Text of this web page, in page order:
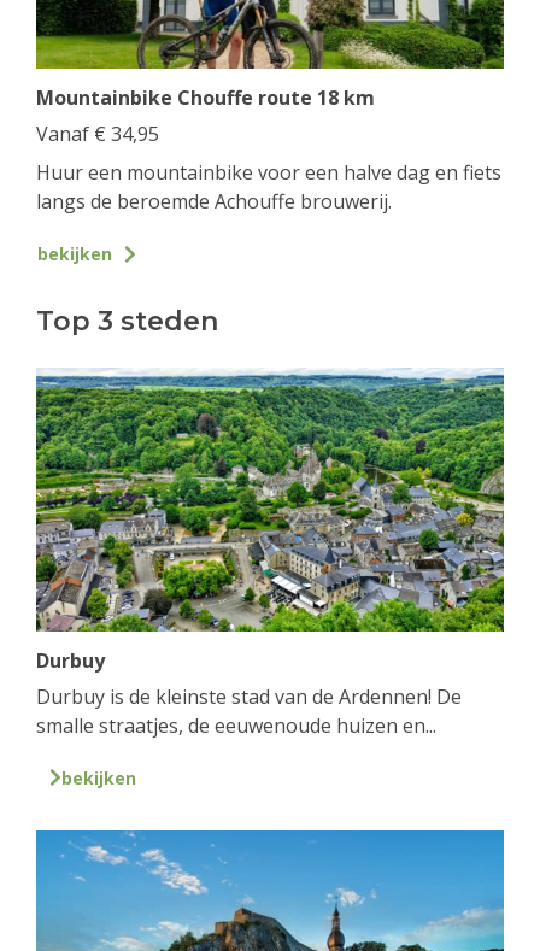
Mountainbike Chouffe route 18 km
Vanaf € 34,95
Huur een mountainbike voor een halve dag en fiets
langs de beroemde Achouffe brouwerij.
bekijken
Top 3 steden
Durbuy
Durbuy is de kleinste stad van de Ardennen! De
smalle straatjes, de eeuwenoude huizen en...
bekijken